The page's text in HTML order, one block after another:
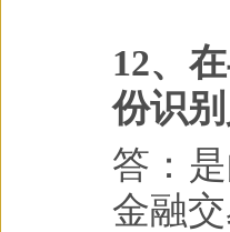
12、
份识
答：
金融